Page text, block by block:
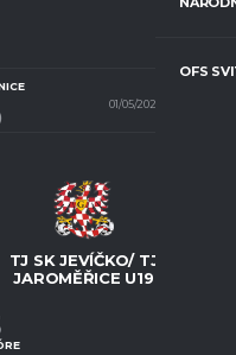
OFS
01/05/2025
TJ SK JEVÍČKO/ TJ
JAROMĚŘICE U19